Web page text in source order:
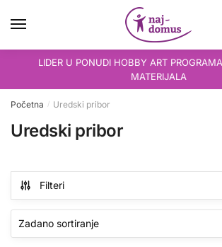
LIDER U PONUDI HOBBY ART
MATERIJALA
Početna / Uredski pribor
Uredski pribor
Filteri